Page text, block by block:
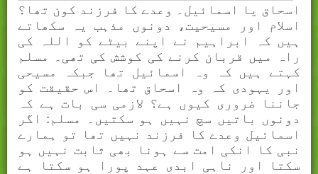
اسحاق یا اسمائیل۔ وعدے کا فرزند کون تھا؟
اسلام اور مسیحیت، دونوں مذہب یہ سکھاتے
ہیں کہ ابراہیم نے اپنے بیٹے کو اللہ کی
راہ میں قربان کرنے کی کوشش کی تھی۔ مسلم
کہتے ہیں کہ وہ اسمائیل تھا جبکہ مسیحی
اور یہودی کہ وہ اسحاق تھا۔ اس حقیقت کو
جاننا ضروری کیوں ہے؟ لازمی سی بات ہے کہ
دونوں باتیں سچ نہیں ہو سکتیں۔ مسلم: اگر
اسمائیل وعدے کا فرزند نہیں تھا تو ہمارے
نبی کا انکی امت سے ہونا بھی ثابت نہیں ہو
سکتا اور ناہی ابدی عہد پورا ہو سکتا ہے